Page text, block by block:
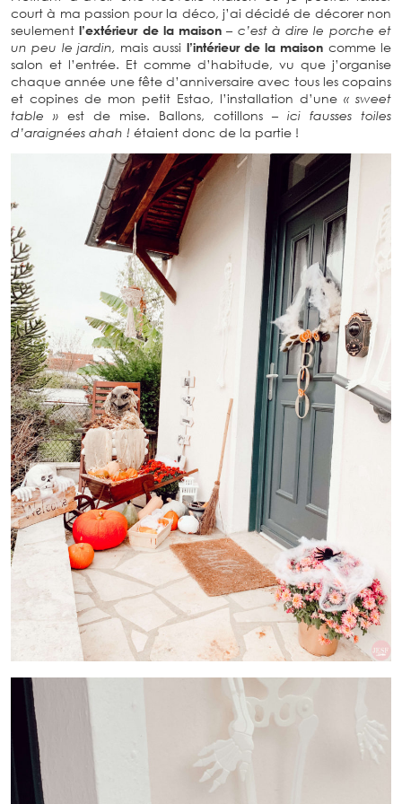
non seulement l’extérieur de la maison
– c’est à dire le
porche et un peu le jardin,
mais aussi
l’intérieur de la maison
comme le salon et l’entrée. Et comme d’habitude, vu que
j’organise chaque année une fête d’anniversaire avec
tous les copains et copines de mon petit Estao, l’installation
d’une« sweet table » est de mise. Ballons, cotillons
– ici
fausses toiles d’araignées ahah !
étaient donc de la partie